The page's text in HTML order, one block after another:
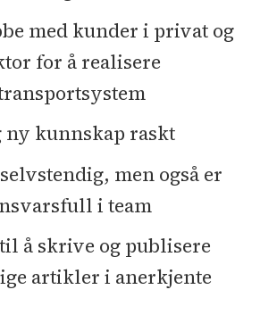
med kunder i privat og
for å realisere
ny kunnskap raskt
men også er
i team
å skrive og publisere
artikler i anerkjente